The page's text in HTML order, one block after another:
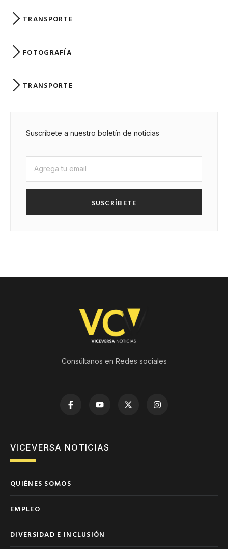
TRANSPORTE
FOTOGRAFÍA
TRANSPORTE
Suscríbete a nuestro boletín de noticias
SUSCRÍBETE
Consúltanos en Redes sociales
VICEVERSA NOTICIAS
QUIÉNES SOMOS
EMPLEO
DIVERSIDAD E INCLUSIÓN